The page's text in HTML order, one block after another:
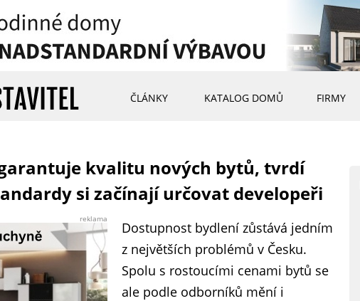
ČLÁNKY KATALOG DOMŮ FIRMY
kvalitu nových bytů, tvrdí
si začínají určovat developeři
reklama
Dostupnost bydlení zůstává jedním
z největších problémů v Česku.
Spolu s rostoucími cenami bytů se
ale podle odborníků mění i